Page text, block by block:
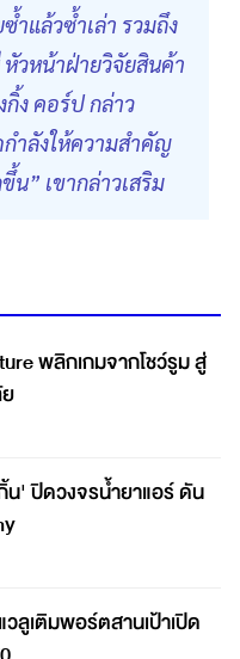
ำแล้วซ้ำเล่า รวมถึง
หัวหน้าฝ่ายวิจัยสินค้า
ง คอร์ป กล่าว
ำลังให้ความสำคัญ
” เขากล่าวเสริม
พลิกเกมจากโชว์รูม สู่
' ปิดวงจรน้ำยาแอร์ ดัน
วลูเติมพอร์ตสานเป้าเปิด